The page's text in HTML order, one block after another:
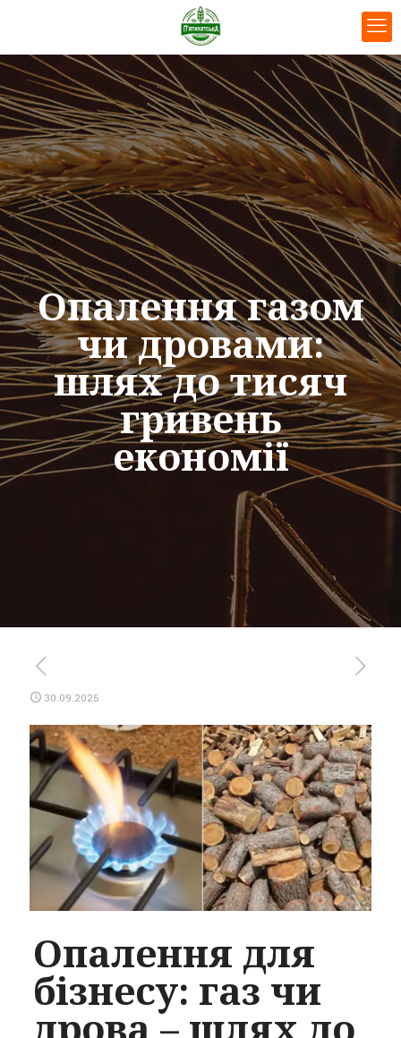
Опалення газом
чи дровами:
шлях до тисяч
гривень
економії
30.09.2025
Опалення для
бізнесу: газ чи
дрова – шлях до